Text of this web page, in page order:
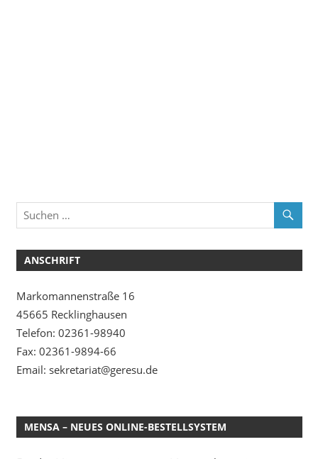
ANSCHRIFT
Markomannenstraße 16
45665 Recklinghausen
Telefon: 02361-98940
Fax: 02361-9894-66
Email: sekretariat@geresu.de
MENSA – NEUES ONLINE-BESTELLSYSTEM